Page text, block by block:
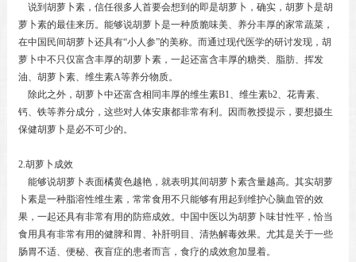
说到胡萝卜素，信任很多人首要会想到的即是胡萝卜，确实，胡萝卜是胡
萝卜素的最佳来历。能够说胡萝卜是一种质脆味美、养分丰厚的家常蔬菜，
在中国民间胡萝卜还具有“小人参”的美称。而通过现代医学的研讨发现，胡
萝卜中不只仅富含丰厚的胡萝卜素，一起还富含丰厚的糖类、脂肪、挥发
油、胡萝卜素、维生素A等养分物质。
除此之外，胡萝卜中还富含相同丰厚的维生素B1、维生素b2、花青素、
钙、铁等养分成分，这些对人体安康都非常有利。因而教授提示，要想摄生
保健胡萝卜是必不可少的。
2.胡萝卜成效
能够说胡萝卜表面橘黄色越艳，就表明其间胡萝卜素含量越高。其实胡萝
卜素是一种脂溶性维生素，常常食用不只能够有用起到维护心脑血管的效
果，一起还具有非常有用的防癌成效。中国中医以为胡萝卜味甘性平，恰当
食用具有非常有用的健脾和胃、补肝明目、清热解毒效果。尤其是关于一些
肠胃不适、便秘、夜盲症的患者而言，食疗的成效愈加显着。